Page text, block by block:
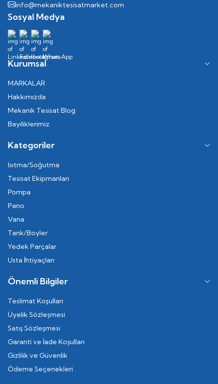
info@mekaniktesisatmarket.com
Sosyal Medya
Kurumsal
MARKALAR
Hakkımızda
Mekanik Tesisat Blog
Bayiliklerimiz
Kategoriler
Isıtma/Soğutma
Tesisat Ekipmanları
Pompa
Pano
Vana
Tank/Boyler
Yedek Parçalar
Usta İhtiyaçları
Önemli Bilgiler
Teslimat Koşulları
Üyelik Sözleşmesi
Satış Sözleşmesi
Garanti ve İade Koşulları
Gizlilik ve Güvenlik
Ödeme Seçenekleri